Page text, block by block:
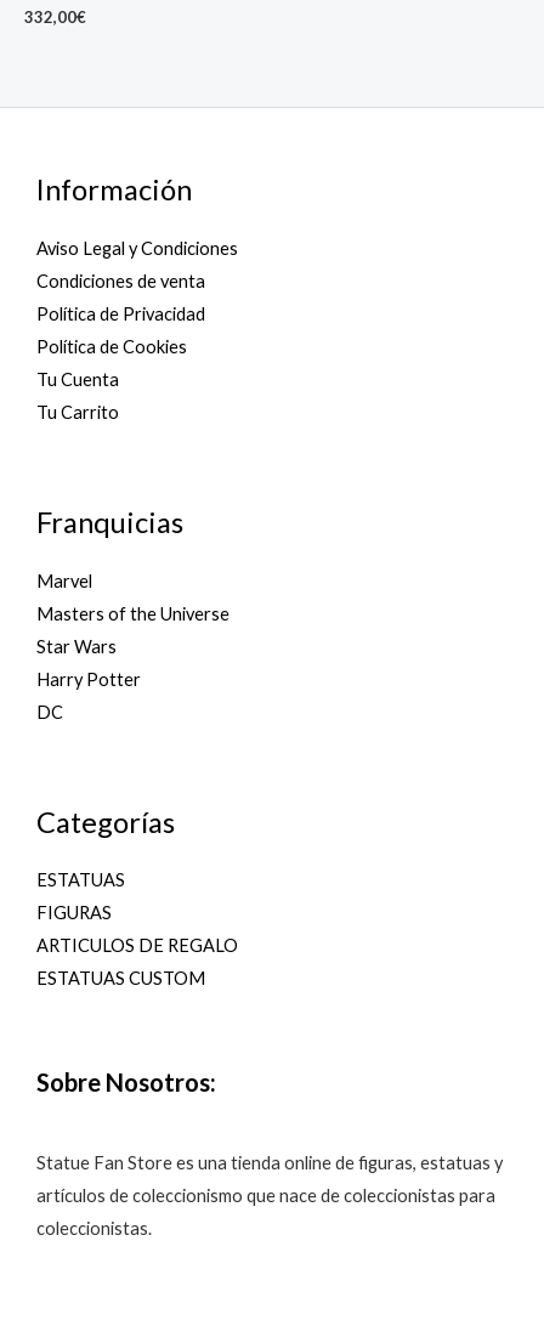
332,00€
Información
Aviso Legal y Condiciones
Condiciones de venta
Política de Privacidad
Política de Cookies
Tu Cuenta
Tu Carrito
Franquicias
Marvel
Masters of the Universe
Star Wars
Harry Potter
DC
Categorías
ESTATUAS
FIGURAS
ARTICULOS DE REGALO
ESTATUAS CUSTOM
Sobre Nosotros:
Statue Fan Store es una tienda online de figuras, estatuas y
artículos de coleccionismo que nace de coleccionistas para
coleccionistas.